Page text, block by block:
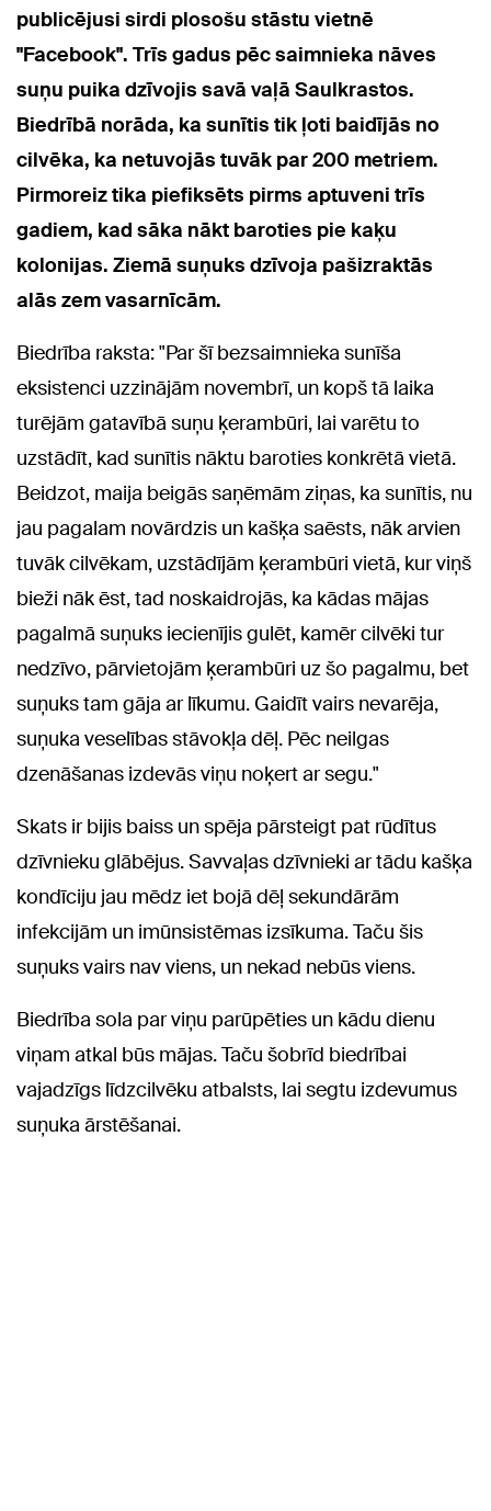
publicējusi sirdi plosošu stāstu vietnē
"Facebook". Trīs gadus pēc saimnieka nāves
suņu puika dzīvojis savā vaļā Saulkrastos.
Biedrībā norāda, ka sunītis tik ļoti baidījās no
cilvēka, ka netuvojās tuvāk par 200 metriem.
Pirmoreiz tika piefiksēts pirms aptuveni trīs
gadiem, kad sāka nākt baroties pie kaķu
kolonijas. Ziemā suņuks dzīvoja pašizraktās
alās zem vasarnīcām.
Biedrība raksta: "Par šī bezsaimnieka sunīša
eksistenci uzzinājām novembrī, un kopš tā laika
turējām gatavībā suņu ķerambūri, lai varētu to
uzstādīt, kad sunītis nāktu baroties konkrētā vietā.
Beidzot, maija beigās saņēmām ziņas, ka sunītis, nu
jau pagalam novārdzis un kašķa saēsts, nāk arvien
tuvāk cilvēkam, uzstādījām ķerambūri vietā, kur viņš
bieži nāk ēst, tad noskaidrojās, ka kādas mājas
pagalmā suņuks iecienījis gulēt, kamēr cilvēki tur
nedzīvo, pārvietojām ķerambūri uz šo pagalmu, bet
suņuks tam gāja ar līkumu. Gaidīt vairs nevarēja,
suņuka veselības stāvokļa dēļ. Pēc neilgas
dzenāšanas izdevās viņu noķert ar segu."
Skats ir bijis baiss un spēja pārsteigt pat rūdītus
dzīvnieku glābējus. Savvaļas dzīvnieki ar tādu kašķa
kondīciju jau mēdz iet bojā dēļ sekundārām
infekcijām un imūnsistēmas izsīkuma. Taču šis
suņuks vairs nav viens, un nekad nebūs viens.
Biedrība sola par viņu parūpēties un kādu dienu
viņam atkal būs mājas. Taču šobrīd biedrībai
vajadzīgs līdzcilvēku atbalsts, lai segtu izdevumus
suņuka ārstēšanai.